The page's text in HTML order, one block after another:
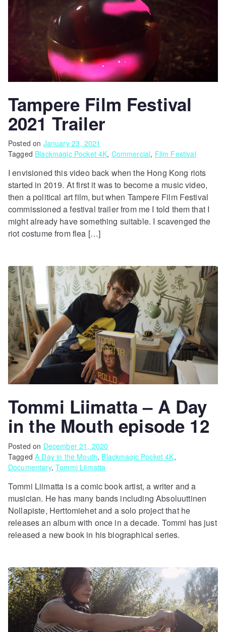
Tampere Film Festival
2021 Trailer
Posted on January 23, 2021
Tagged Blackmagic Pocket 4K, Commercial, Film Festival
I envisioned this video back when the Hong Kong riots
started in 2019. At first it was to become a music video,
then a political art film, but when Tampere Film Festival
commissioned a festival trailer from me I told them that I
might already have something suitable. I scavenged the
riot costume from flea […]
Tommi Liimatta – A Day
in the Mouth episode 12
Posted on December 21, 2020
TaggedA Day in the Mouth, Blackmagic Pocket 4K,
Documentary,Tommi Liimatta
Tommi Liimatta is a comic book artist, a writer and a
musician. He has many bands including Absoluuttinen
Nollapiste, Herttomiehet and a solo project that he
releases an album with once in a decade. Tommi has just
released a new book in his biographical series.